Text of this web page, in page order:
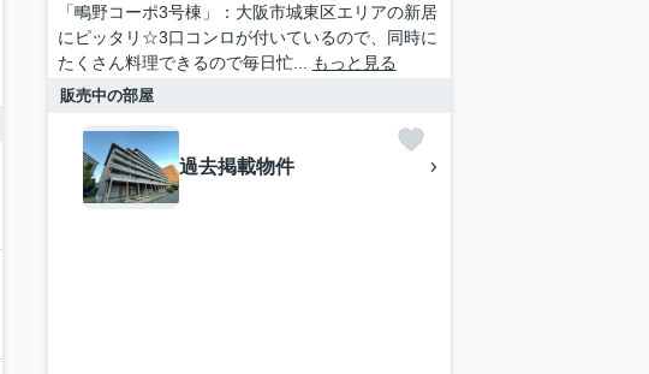
「鴫野コーポ3号棟」：大阪市城東区エリアの新居
にピッタリ☆3口コンロが付いているので、同時に
たくさん料理できるので毎日忙...
もっと見る
販売中の部屋
過去掲載物件